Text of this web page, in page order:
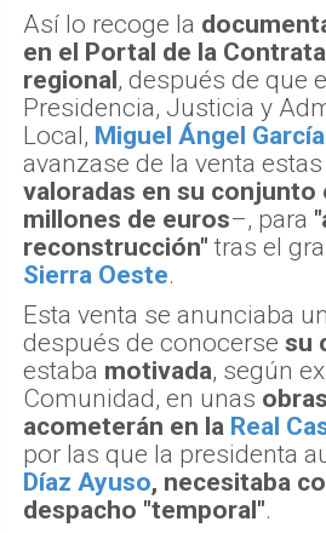
Así lo recoge la
en el Portal de la
regional, después de que
Presidencia, Justicia y
Local, Miguel Ángel
avanzase de la venta
valoradas en su conjunto
millones de euros–, para
reconstrucción" tras el
Sierra Oeste.
Esta venta se anunciaba
después de conocerse su
estaba motivada, según
Comunidad, en unas
acometerán en la Real
por las que la presidenta
Díaz Ayuso, necesitaba
despacho "temporal".